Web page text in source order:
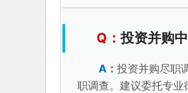
投资并购
投资并购尽职
职调查。建议委托专业